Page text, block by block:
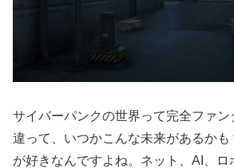
サイバーパンクの世界って完全ファン
違って、いつかこんな未来があるか
が好きなんですよね。ネット、AI、